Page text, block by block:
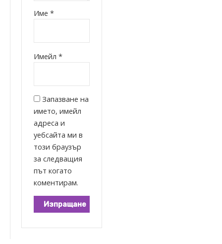
Име*
Имейл*
Запазване на
името, имейл
адреса и
уебсайта ми в
този браузър
за следващия
път когато
коментирам.